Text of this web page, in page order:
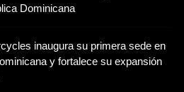
Dominicana
inaugura su primera sede en
y fortalece su expansión